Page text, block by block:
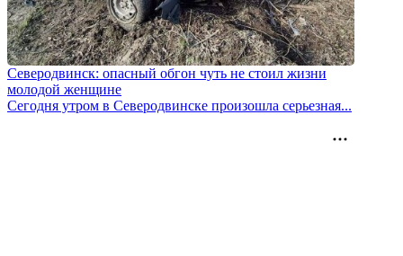
Северодвинск: опасный обгон чуть не стоил жизни
молодой женщине
Сегодня утром в Северодвинске произошла серьезная...